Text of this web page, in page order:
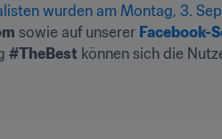
wurden am Montag, 3.
sowie auf unserer Facebook-
#TheBest können sich die